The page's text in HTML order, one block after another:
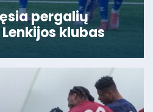
pergalių
klubas